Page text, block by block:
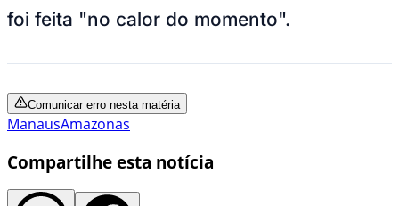
foi feita "no calor do momento".
Comunicar erro nesta matéria
ManausAmazonas
Compartilhe esta notícia